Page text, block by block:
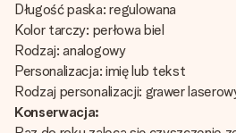
Długość paska: regulowana
Kolor tarczy: perłowa biel
Rodzaj: analogowy
Personalizacja: imię lub tekst
Rodzaj personalizacji: grawer
Konserwacja: